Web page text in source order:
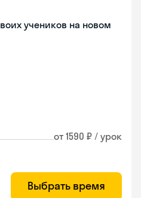
учеников на новом
от 1590 ₽ / урок
Выбрать время